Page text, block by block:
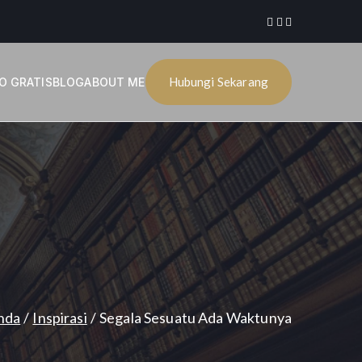
GRATISBLOGABOUT ME Hubungi Sekarang
Inspirasi Segala Sesuatu Ada Waktunya